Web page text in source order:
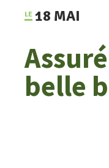
18 MAI
belle